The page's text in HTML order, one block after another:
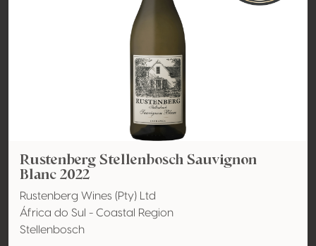
Rustenberg Stellenbosch Sauvignon
Blanc 2022
Rustenberg Wines (Pty) Ltd
África do Sul - Coastal Region
Stellenbosch